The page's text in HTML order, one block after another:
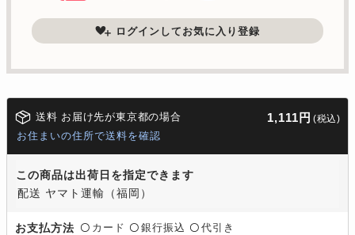
ログインしてお気に入り登録
送料 お届け先が東京都の場合 1,111円 (税込)
お住まいの住所で送料を確認
この商品は出荷日を指定できます
配送 ヤマト運輸（福岡）
お支払方法 〇 カード 〇 銀行振込 〇 代引き